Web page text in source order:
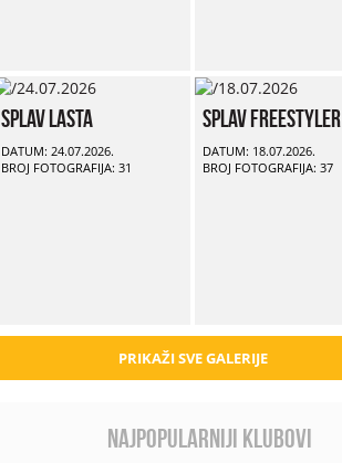
Splav Lasta
DATUM: 24.07.2026.
BROJ FOTOGRAFIJA: 31
Splav Freestyler
DATUM: 18.07.2026.
BROJ FOTOGRAFIJA: 37
PRIKAŽI SVE GALERIJE
najpopularniji klubovi